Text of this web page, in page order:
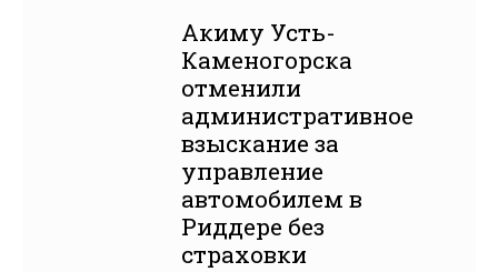
Акиму Усть-
Каменогорска
отменили
административное
взыскание за
управление
автомобилем в
Риддере без
страховки